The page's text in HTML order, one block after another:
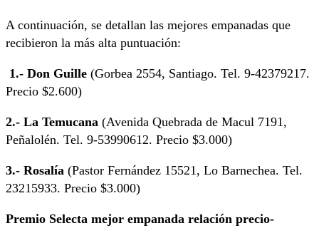
A continuación, se detallan las mejores empanadas que
recibieron la más alta puntuación:
1.- Don Guille (Gorbea 2554, Santiago. Tel. 9-42379217.
Precio $2.600)
2.- La Temucana (Avenida Quebrada de Macul 7191,
Peñalolén. Tel. 9-53990612. Precio $3.000)
3.- Rosalía (Pastor Fernández 15521, Lo Barnechea. Tel.
23215933. Precio $3.000)
Premio Selecta mejor empanada relación precio-